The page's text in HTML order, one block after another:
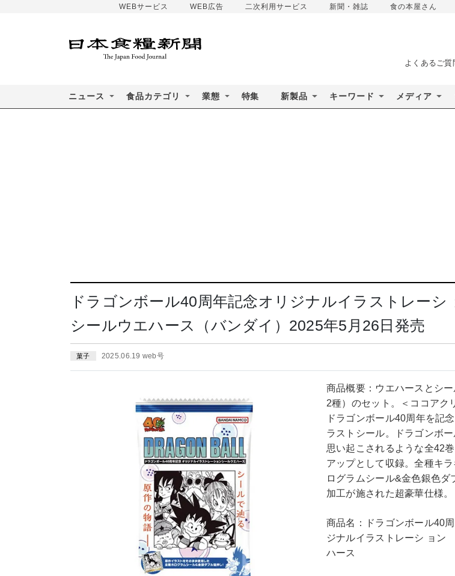
WEBサービス WEB広告 二次利用サービス 新聞・雑誌 食の本屋さん
よくあるご質
ニュース 食品カテゴリ 業態 特集 新製品 キーワード メディア
ドラゴンボール40周年記念オリジナルイラストレー
シールウエハース（バンダイ）2025年5月26日発売
菓子 2025.06.19 web号
商品概要：ウエハースとシ
2種）のセット。＜ココアク
ドラゴンボール40周年を記
ラストシール。ドラゴンボ
思い起こされるような全42
アップとして収録。全種キ
ログラムシール&金色銀色ダ
加工が施された超豪華仕様。
商品名：ドラゴンボール40
ジナルイラストレーシ ョン
ハース